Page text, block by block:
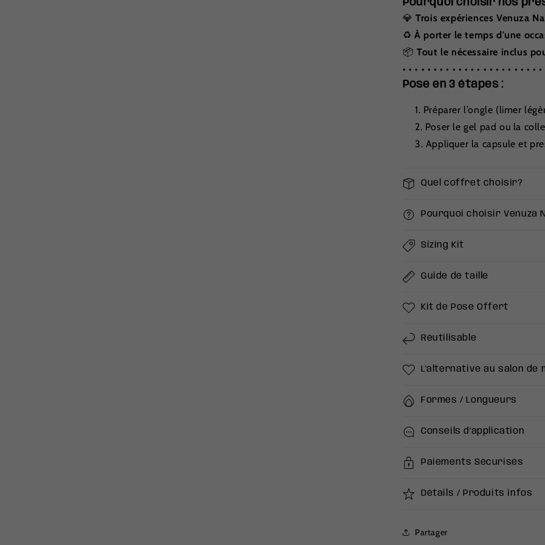
Pourquoi choisir nos
💎Trois expériences Venuza
♻️À porter le temps d'une
📦Tout le nécessaire inclus
• • • • • • • • • • • • • • • • • • • • • •
Pose en 3 étapes :
Préparer l’ongle (limer
Poser le gel pad ou la colle
Appliquer la capsule et
Quel coffret choisir?
Pourquoi choisir Venuza
Sizing Kit
Guide de taille
Kit de Pose Offert
Réutilisable
L'alternative au salon de
Formes / Longueurs
Conseils d’application
Paiements Sécurisés
Détails / Produits infos
Partager